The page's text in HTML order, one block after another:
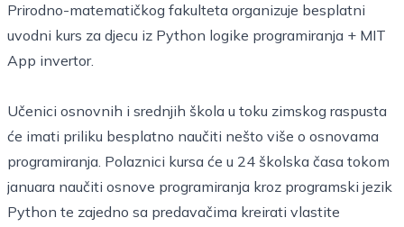
Prirodno-matematičkog fakulteta organizuje besplatni
uvodni kurs za djecu iz Python logike programiranja + MIT
App invertor.
Učenici osnovnih i srednjih škola u toku zimskog raspusta
će imati priliku besplatno naučiti nešto više o osnovama
programiranja. Polaznici kursa će u 24 školska časa tokom
januara naučiti osnove programiranja kroz programski jezik
Python te zajedno sa predavačima kreirati vlastite